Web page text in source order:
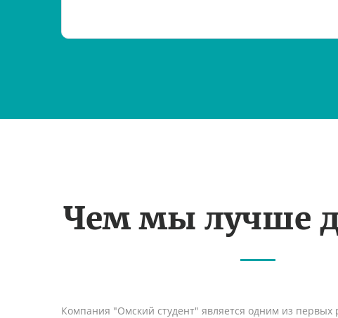
Чем мы лучше
Компания "Омский студент" является одним из первых